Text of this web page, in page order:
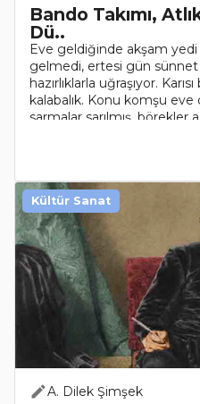
Bando Takımı,
Dü..
Eve geldiğinde akşam
gelmedi, ertesi gün
hazırlıklarla uğraşıyor.
kalabalık. Konu komşu eve
sarmalar sarılmış, börekler
A. Dilek Şimşek
Kültür Sanat